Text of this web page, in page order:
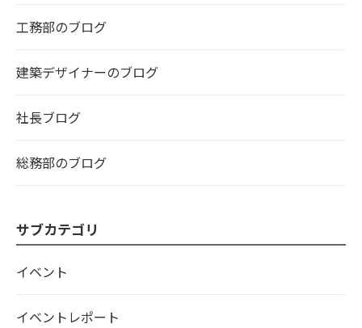
工務部のブログ
建築デザイナーのブログ
社長ブログ
総務部のブログ
サブカテゴリ
イベント
イベントレポート